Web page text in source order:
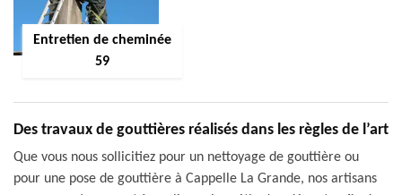
Entretien de cheminée
59
Des travaux de gouttières réalisés dans les règles de l’art
Que vous nous sollicitiez pour un nettoyage de gouttière ou
pour une pose de gouttière à Cappelle La Grande, nos artisans